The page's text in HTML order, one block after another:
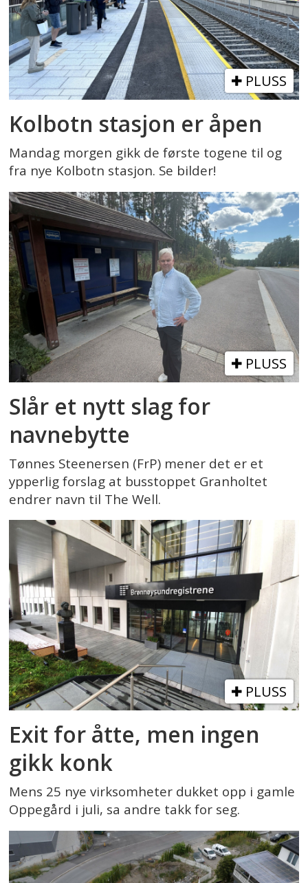
PLUSS
Kolbotn stasjon er åpen
Mandag morgen gikk de første togene til og
fra nye Kolbotn stasjon. Se bilder!
PLUSS
Slår et nytt slag for
navnebytte
Tønnes Steenersen (FrP) mener det er et
ypperlig forslag at busstoppet Granholtet
endrer navn til The Well.
PLUSS
Exit for åtte, men ingen
gikk konk
Mens 25 nye virksomheter dukket opp i gamle
Oppegård i juli, sa andre takk for seg.